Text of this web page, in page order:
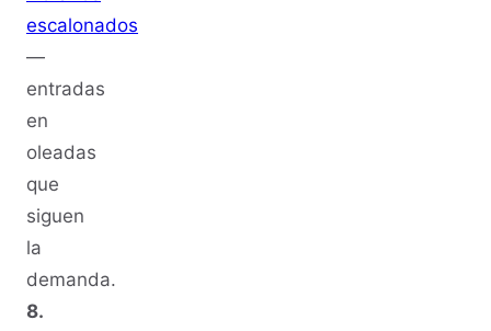
escalonados
—
entradas
en
oleadas
que
siguen
la
demanda.
8.